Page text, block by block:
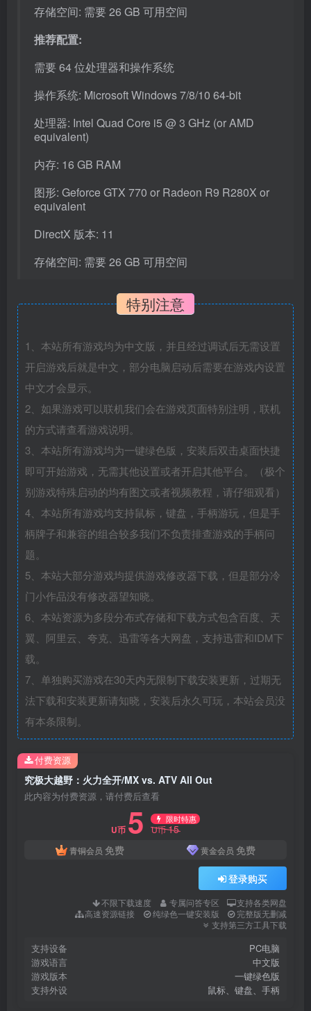
存储空间: 需要 26 GB 可用空间
推荐配置:
需要 64 位处理器和操作系统
操作系统: Microsoft Windows 7/8/10 64-bit
处理器: Intel Quad Core i5 @ 3 GHz (or AMD
equivalent)
内存: 16 GB RAM
图形: Geforce GTX 770 or Radeon R9 R280X or
equivalent
DirectX 版本: 11
存储空间: 需要 26 GB 可用空间
特别注意
1、本站所有游戏均为中文版，并且经过调试后无需设置
开启游戏后就是中文，部分电脑启动后需要在游戏内设置
中文才会显示。
2、如果游戏可以联机我们会在游戏页面特别注明，联机
的方式请查看游戏说明。
3、本站所有游戏均为一键绿色版，安装后双击桌面快捷
即可开始游戏，无需其他设置或者开启其他平台。（极个
别游戏特殊启动的均有图文或者视频教程，请仔细观看）
4、本站所有游戏均支持鼠标，键盘，手柄游玩，但是手
柄牌子和兼容的组合较多我们不负责排查游戏的手柄问
题。
5、本站大部分游戏均提供游戏修改器下载，但是部分冷
门小作品没有修改器望知晓。
6、本站资源为多段分布式存储和下载方式包含百度、天
翼、阿里云、夸克、迅雷等各大网盘，支持迅雷和IDM下
载。
7、单独购买游戏在30天内无限制下载安装更新，过期无
法下载和安装更新请知晓，安装后永久可玩，本站会员没
有本条限制。
究极大越野：火力全开/MX vs. ATV All Out
此内容为付费资源，请付费后查看
U币 5 限时特惠
U币15
青铜会员 免费 黄金会员 免费
登录购买
不限下载速度 专属问答专区
支持各类网盘
高速资源链接
纯绿色一键安装版
完整版无删减
支持第三方工具下载
支持设备
PC电脑
游戏语言
中文版
游戏版本
一键绿色版
支持外设
鼠标、键盘、手柄
付费资源